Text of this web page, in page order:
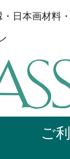
・日本画材料
ご